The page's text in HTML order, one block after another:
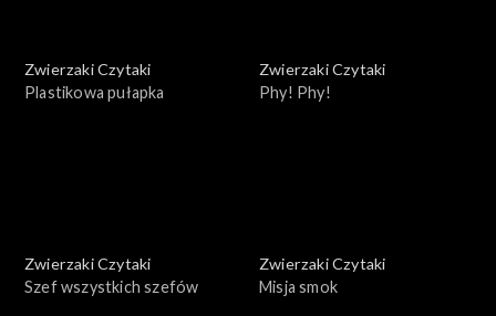
Zwierzaki Czytaki
Plastikowa pułapka
Zwierzaki Czytaki
Phy! Phy!
Zwierzaki Czytaki
Szef wszystkich szefów
Zwierzaki Czytaki
Misja smok